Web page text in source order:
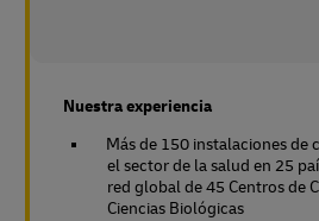
Nuestra experiencia
Más de 150 instalaciones de
el sector de la salud en 25
red global de 45 Centros de
Ciencias Biológicas